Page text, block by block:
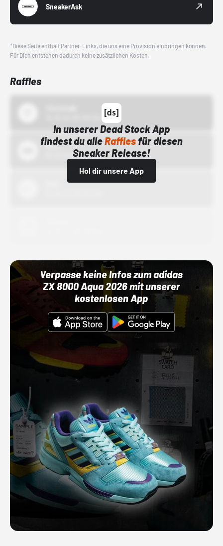
SneakerAsk
*Diese Seite enthält Partner-Links, die uns eine Provision einbringen können.
Für Dich entstehen dadurch keine zusätzlichen Kosten.
Raffles
In unserer Dead Stock App
findest du alleRafflesfür diesen
Sneaker Release!
Hol dir unsere App
Bstn
01.10.22 00:00 Uhr
Verpasse keine Infos zum adidas
ZX 8000 Aqua 2026 mit unserer
kostenlosen App